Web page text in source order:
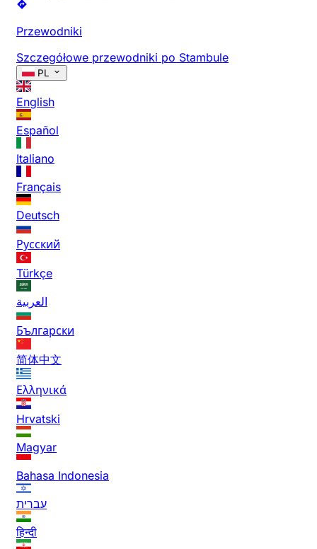
Przewodniki
Szczegółowe przewodniki po Stambule
PL
English
Español
Italiano
Français
Deutsch
Русский
Türkçe
العربية
Български
简体中文
Ελληνικά
Hrvatski
Magyar
Bahasa Indonesia
עברית
हिन्दी